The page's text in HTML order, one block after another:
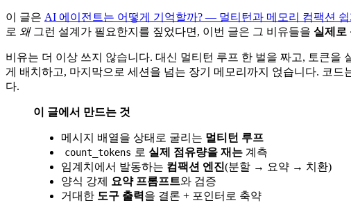
이 글은 AI 에이전트는 어떻게 기억할까? — 멀티턴과 메모리 컴팩션 쉽
로 왜그런 설계가 필요한지를 짚었다면, 이번 글은 그 비유들을 실제로
비유는 더 이상 쓰지 않습니다. 대신 멀티턴 루프 한 벌을 짜고, 토큰
게 배치하고, 마지막으로 세션을 넘는 장기 메모리까지 얹습니다. 코드
다.
이 글에서 만드는 것
메시지 배열을 상태로 굴리는 멀티턴 루프
count_tokens 로 실제 점유량을 재는 계측
임계치에서 발동하는 컴팩션 엔진(분할 → 요약 → 치환)
양식 강제
요약 프롬프트와 검증
거대한 도구 출력을 결론 + 포인터로 축약